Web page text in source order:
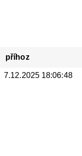
příhoz
7.12.2025 18:06:48